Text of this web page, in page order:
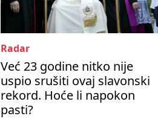
Radar
Već 23 godine nitko nije
uspio srušiti ovaj slavonski
rekord. Hoće li napokon
pasti?